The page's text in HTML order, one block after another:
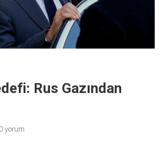
Rus Gazından
0 yorum